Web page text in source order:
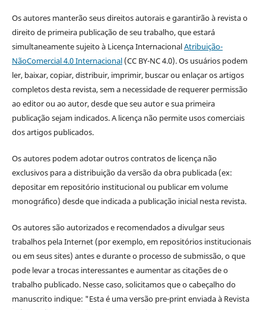
Os autores manterão seus direitos autorais e garantirão à revista o
direito de primeira publicação de seu trabalho, que estará
simultaneamente sujeito à Licença InternacionalAtribuição-
NãoComercial 4.0 Internacional(CC BY-NC 4.0). Os usuários podem
ler, baixar, copiar, distribuir, imprimir, buscar ou enlaçar os artigos
completos desta revista, sem a necessidade de requerer permissão
ao editor ou ao autor, desde que seu autor e sua primeira
publicação sejam indicados. A licença não permite usos comerciais
dos artigos publicados.
Os autores podem adotar outros contratos de licença não
exclusivos para a distribuição da versão da obra publicada (ex:
depositar em repositório institucional ou publicar em volume
monográfico) desde que indicada a publicação inicial nesta revista.
Os autores são autorizados e recomendados a divulgar seus
trabalhos pela Internet (por exemplo, em repositórios institucionais
ou em seus sites) antes e durante o processo de submissão, o que
pode levar a trocas interessantes e aumentar as citações de o
trabalho publicado. Nesse caso, solicitamos que o cabeçalho do
manuscrito indique: "Esta é uma versão pre-print enviada à Revista